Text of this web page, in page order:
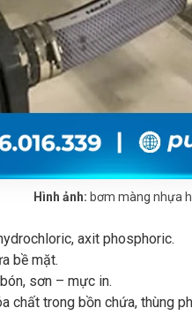
Hình ảnh: bơm màng nhựa
axit phosphoric.
bề mặt.
sơn – mực in.
chất trong bồn chứa, thùng